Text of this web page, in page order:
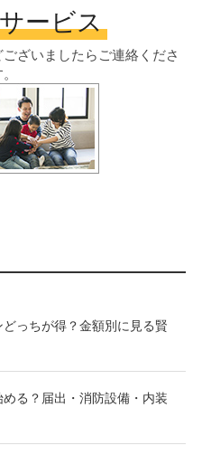
ービス
ざいましたらご連絡くださ
っちが得？金額別に見る賢
る？届出・消防設備・内装